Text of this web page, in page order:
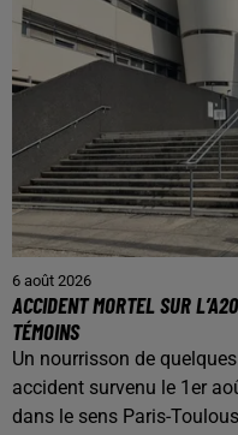
6 août 2026
ACCIDENT MORTEL SUR
TÉMOINS
Un nourrisson de
accident survenu le 1er
dans le sens Paris-